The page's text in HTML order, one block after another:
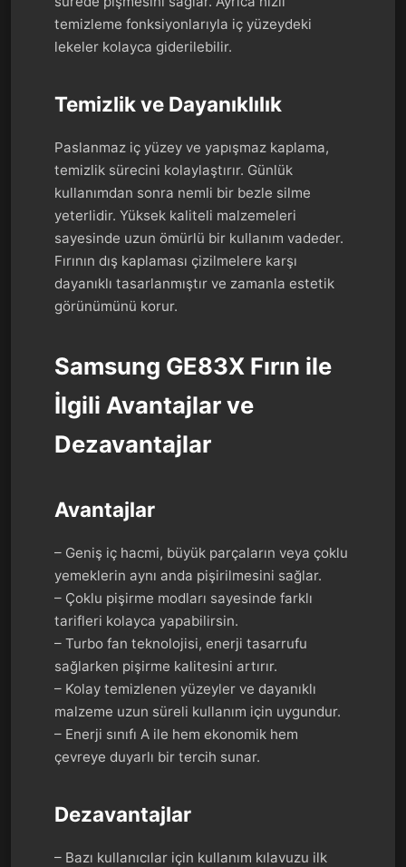
temizleme fonksiyonlarıyla iç yüzeydeki
lekeler kolayca giderilebilir.
Temizlik ve Dayanıklılık
Paslanmaz iç yüzey ve yapışmaz kaplama,
temizlik sürecini kolaylaştırır. Günlük
kullanımdan sonra nemli bir bezle silme
yeterlidir. Yüksek kaliteli malzemeleri
sayesinde uzun ömürlü bir kullanım vadeder.
Fırının dış kaplaması çizilmelere karşı
dayanıklı tasarlanmıştır ve zamanla estetik
görünümünü korur.
Samsung GE83X Fırın ile
İlgili Avantajlar ve
Dezavantajlar
Avantajlar
– Geniş iç hacmi, büyük parçaların veya çoklu
yemeklerin aynı anda pişirilmesini sağlar.
– Çoklu pişirme modları sayesinde farklı
tarifleri kolayca yapabilirsin.
– Turbo fan teknolojisi, enerji tasarrufu
sağlarken pişirme kalitesini artırır.
– Kolay temizlenen yüzeyler ve dayanıklı
malzeme uzun süreli kullanım için uygundur.
– Enerji sınıfı A ile hem ekonomik hem
çevreye duyarlı bir tercih sunar.
Dezavantajlar
– Bazı kullanıcılar için kullanım kılavuzu ilk